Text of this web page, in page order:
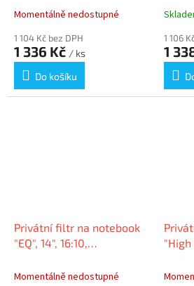
mm, 14", 16:10, magnetický,
Momentálně nedostupné
1 104 Kč bez DPH
1 336 Kč / ks
Do košíku
1 106
1
Privátní filtr na notebook
"EQ", 14", 16:10,
KENSINGTON EQ140A1610E
Momentálně nedostupné
"High